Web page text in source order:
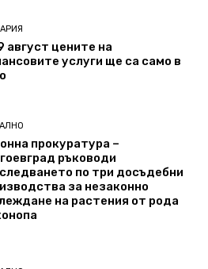
август цените на
услуги ще са само в
прокуратура –
ръководи
по три досъдебни
за незаконно
на растения от рода